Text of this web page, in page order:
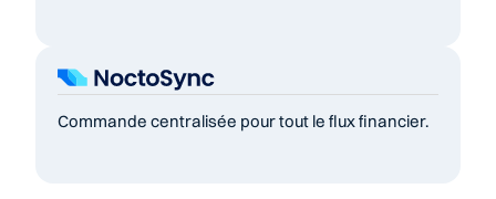
Commande centralisée pour tout le flux financier.